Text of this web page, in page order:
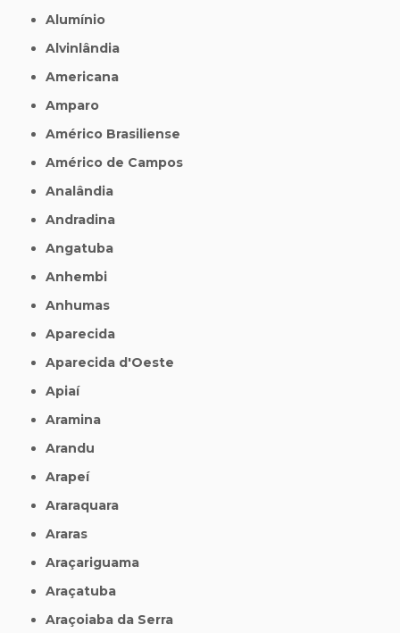
Alumínio
Alvinlândia
Americana
Amparo
Américo Brasiliense
Américo de Campos
Analândia
Andradina
Angatuba
Anhembi
Anhumas
Aparecida
Aparecida d'Oeste
Apiaí
Aramina
Arandu
Arapeí
Araraquara
Araras
Araçariguama
Araçatuba
Araçoiaba da Serra